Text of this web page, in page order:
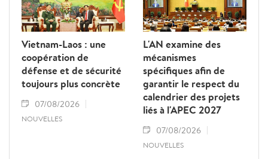
Vietnam-Laos : une
coopération de
défense et de sécurité
toujours plus concrète
07/08/2026
NOUVELLES
L'AN examine des
mécanismes
spécifiques afin de
garantir le respect du
calendrier des projets
liés à l'APEC 2027
07/08/2026
NOUVELLES